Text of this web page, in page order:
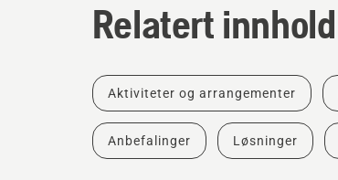
Relatert innhold
Aktiviteter og arrangementer
Anbefalinger Løsninger